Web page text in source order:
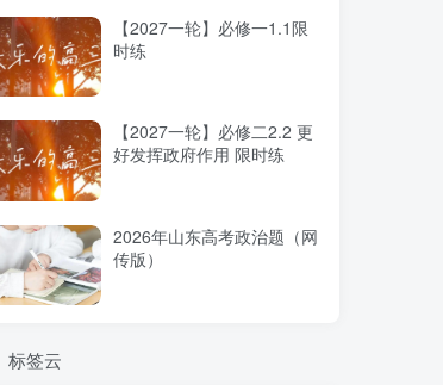
【2027一轮】必修一1.1限
时练
【2027一轮】必修二2.2 更
好发挥政府作用 限时练
2026年山东高考政治题（网
传版）
标签云